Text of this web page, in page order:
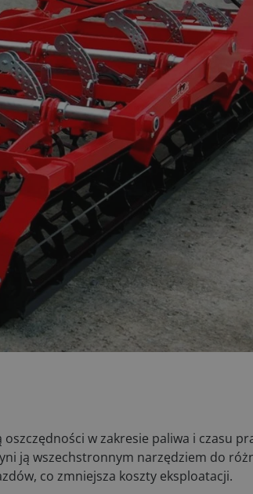
w zakresie paliwa i czasu
ją wszechstronnym narzędziem do
co zmniejsza koszty eksploatacji.